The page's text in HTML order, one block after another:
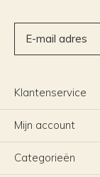
Klantenservice
Mijn account
Categorieën